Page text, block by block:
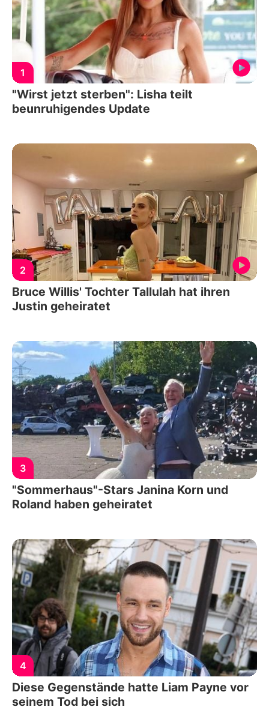
1
"Wirst jetzt sterben": Lisha teilt
beunruhigendes Update
2
Bruce Willis' Tochter Tallulah hat ihren
Justin geheiratet
3
"Sommerhaus"-Stars Janina Korn und
Roland haben geheiratet
4
Diese Gegenstände hatte Liam Payne vor
seinem Tod bei sich